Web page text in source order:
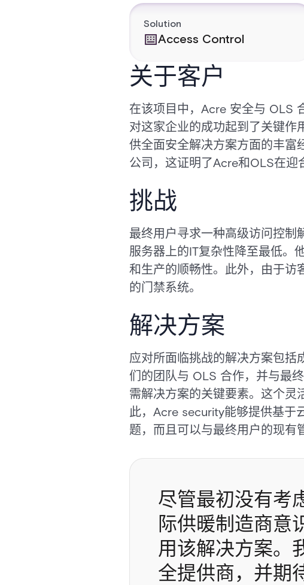
Solution
Access Control
关于客户
在该项目中，Acre 安全与 OLS
对这家企业的成功起到了关键作
供全面安全解决方案方面的丰富
公司，这证明了Acre和OLS在迎
挑战
最终用户寻求一种高级访问控制
服务器上的IT复杂性降至最低。
和生产的顺畅性。此外，由于访
的门禁系统。
解决方案
应对所面临挑战的解决方案包
们的团队与 OLS 合作，并与最
需解决方案的关键要素。这个灵
此，Acre security能够提供基于
题，而且可以与最终用户的现有
尽管最初没有考
际供暖制造商意
用该解决方案。
全提供商，并期